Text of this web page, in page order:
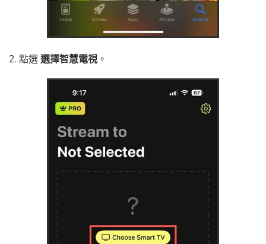
2. 點選 選擇智慧電視 。